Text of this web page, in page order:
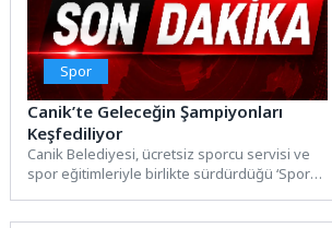
Spor
Canik’te Geleceğin Şampiyonları
Keşfediliyor
Canik Belediyesi, ücretsiz sporcu servisi ve
spor eğitimleriyle birlikte sürdürdüğü ‘Sporcu